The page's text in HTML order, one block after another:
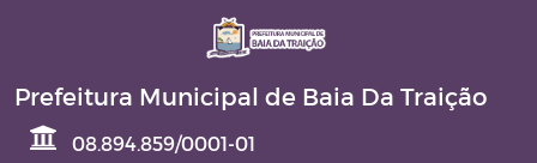
Prefeitura Municipal de Baia Da Traição
08.894.859/0001-01